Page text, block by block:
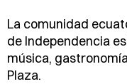
La comunidad
de Independencia
música,
Plaza.